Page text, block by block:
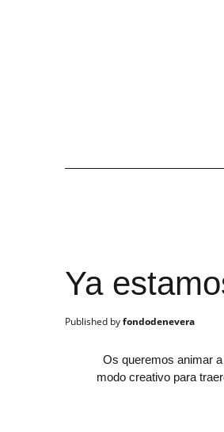
Ya
fondodenevera
Os queremos animar
modo creativo para